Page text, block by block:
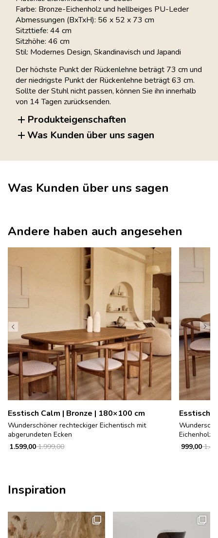
Farbe: Bronze-Eichenholz und hellbeiges PU-Leder
Abmessungen (BxTxH): 56 x 52 x 73 cm
Sitzttiefe: 44 cm
Sitzhöhe: 46 cm
Stil: Modernes Design, Skandinavisch und Japandi
Der höchste Punkt der Rückenlehne beträgt 73 cm und
der niedrigste Punkt der Rückenlehne beträgt 63 cm.
Sollte der Stuhl nicht passen, können Sie ihn innerhalb
von 14 Tagen zurücksenden.
Produkteigenschaften
Was Kunden über uns sagen
Was Kunden über uns sagen
Andere haben auch angesehen
Esstisch Calm | Bronze | 180×100 cm
Wunderschöner rechteckiger Eichentisch mit
abgerundeten Ecken
1.999,00
1.599,00
Esstisch
Eichenholz
999,00
Inspiration